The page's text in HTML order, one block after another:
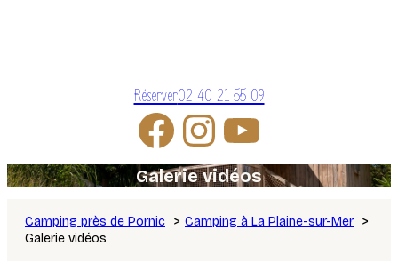
Réserver02 40 21 55 09
Galerie vidéos
Camping près de Pornic
Camping à La Plaine-sur-Mer
Galerie vidéos